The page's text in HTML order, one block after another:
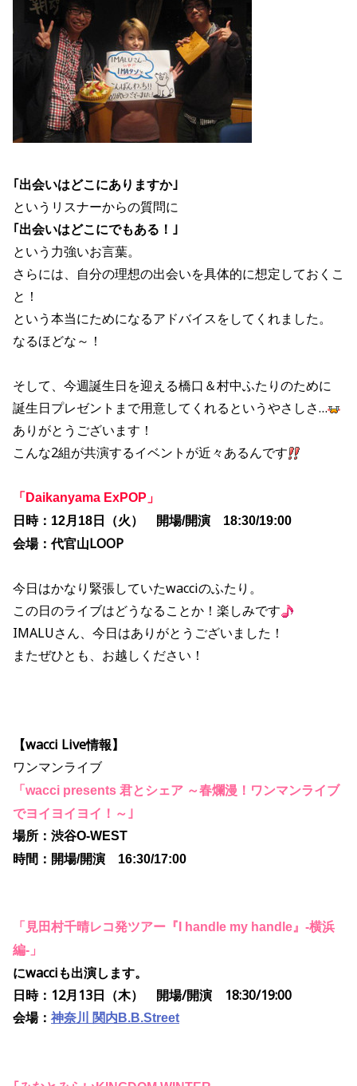
｢出会いはどこにありますか｣
というリスナーからの質問に
｢出会いはどこにでもある！｣
という力強いお言葉。
さらには、自分の理想の出会いを具体的に想定しておくこ
と！
という本当にためになるアドバイスをしてくれました。
なるほどな～！
そして、今週誕生日を迎える橋口＆村中ふたりのために
誕生日プレゼントまで用意してくれるというやさしさ…
ありがとうございます！
こんな2組が共演するイベントが近々あるんです
「 Daikanyama ExPOP 」
日時： 12月18日（火） 開場/開演 18:30/19:00
会場：代官山LOOP
今日はかなり緊張していたwacciのふたり。
この日のライブはどうなることか！楽しみです
IMALUさん、今日はありがとうございました！
またぜひとも、お越しください！
【wacci Live情報】
ワンマンライブ
「wacci presents 君とシェア ～春爛漫！ワンマンライブ
でヨイヨイヨイ！～｣
場所：渋谷O-WEST
時間：開場/開演 16:30/17:00
「見田村千晴レコ発ツアー『 I handle my handle』 -横浜
編- 」
にwacciも出演します。
日時： 12月13日（木） 開場/開演 18:30/19:00
会場： 神奈川 関内 B.B.Street